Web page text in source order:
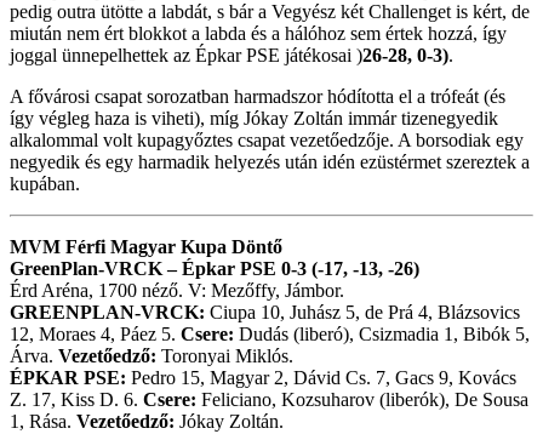
pedig outra ütötte a labdát, s bár a Vegyész két Challenget is kért, de
miután nem ért blokkot a labda és a hálóhoz sem értek hozzá, így
joggal ünnepelhettek az Épkar PSE játékosai )26-28, 0-3).
A fővárosi csapat sorozatban harmadszor hódította el a trófeát (és
így végleg haza is viheti), míg Jókay Zoltán immár tizenegyedik
alkalommal volt kupagyőztes csapat vezetőedzője. A borsodiak egy
negyedik és egy harmadik helyezés után idén ezüstérmet szereztek a
kupában.
MVM Férfi Magyar Kupa Döntő
GreenPlan-VRCK – Épkar PSE 0-3 (-17, -13, -26)
Érd Aréna, 1700 néző. V: Mezőffy, Jámbor.
GREENPLAN-VRCK: Ciupa 10, Juhász 5, de Prá 4, Blázsovics
12, Moraes 4, Páez 5. Csere: Dudás (liberó), Csizmadia 1, Bibók 5,
Árva. Vezetőedző: Toronyai Miklós.
ÉPKAR PSE: Pedro 15, Magyar 2, Dávid Cs. 7, Gacs 9, Kovács
Z. 17, Kiss D. 6. Csere: Feliciano, Kozsuharov (liberók), De Sousa
1, Rása. Vezetőedző: Jókay Zoltán.